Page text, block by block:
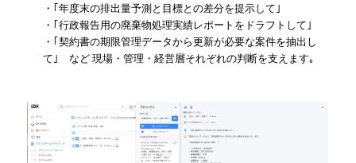
・｢年度末の排出量予測と目標との差分を提示して｣
・｢行政報告用の廃棄物処理実績レポートをドラフトして｣
・｢契約書の期限管理データから更新が必要な案件を抽出し
て｣ など 現場・管理・経営層それぞれの判断を支えます｡